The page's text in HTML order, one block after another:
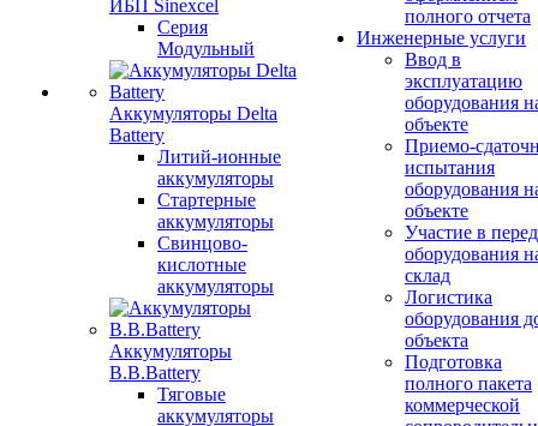
ИБП Sinexcel
Серия
Модульный
Аккумуляторы Delta
Battery
Литий-ионные
аккумуляторы
Стартерные
аккумуляторы
Свинцово-
кислотные
аккумуляторы
Аккумуляторы
B.B.Battery
Тяговые
аккумуляторы
полного отчета
Инженерные услуги
Ввод в
эксплуатацию
оборудования
объекте
Приемо-
испытания
оборудования
объекте
Участие в
оборудования
склад
Логистика
оборудования
объекта
Подготовка
полного пакета
коммерческой